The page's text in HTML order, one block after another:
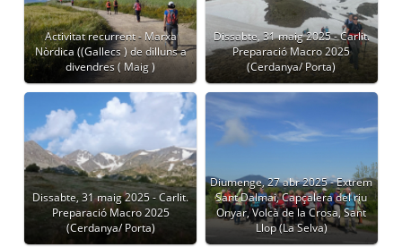
Activitat recurrent - Marxa
Nòrdica ((Gallecs ) de dilluns a
divendres ( Maig )
Dissabte, 31 maig 2025 - Carlit.
Preparació Macro 2025
(Cerdanya/ Porta)
Dissabte, 31 maig 2025 - Carlit.
Preparació Macro 2025
(Cerdanya/ Porta)
Diumenge, 27 abr 2025 - Extrem
Sant Dalmai, Capçalera del riu
Onyar, Volcà de la Crosa, Sant
Llop (La Selva)